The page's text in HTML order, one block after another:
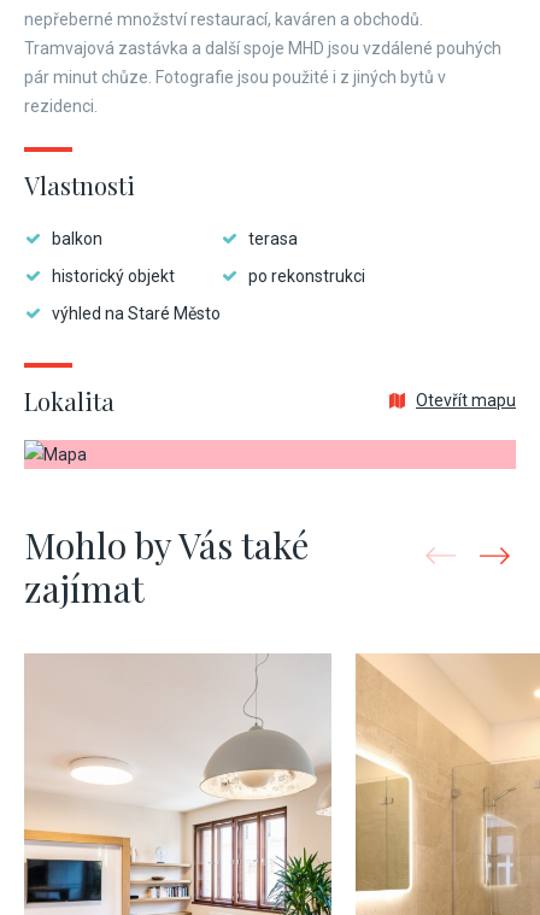
nepřeberné množství restaurací, kaváren a obchodů.
Tramvajová zastávka a další spoje MHD jsou vzdálené pouhých
pár minut chůze. Fotografie jsou použité i z jiných bytů v
rezidenci.
Vlastnosti
balkon
terasa
historický objekt
po rekonstrukci
výhled na Staré Město
Lokalita Otevřít mapu
Mohlo by Vás také
zajímat